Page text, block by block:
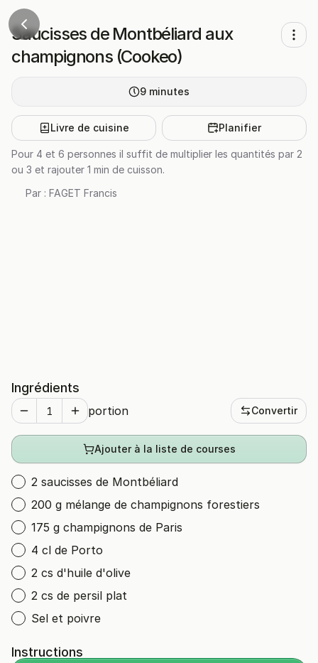
Saucisses de Montbéliard aux
champignons (Cookeo)
9 minutes
Livre de cuisine Planifier
Pour 4 et 6 personnes il suffit de multiplier les quantités par 2
ou 3 et rajouter 1 min de cuisson.
Par : FAGET Francis
Ingrédients
portion Convertir
Ajouter à la liste de courses
2 saucisses de Montbéliard
200 g mélange de champignons forestiers
175 g champignons de Paris
4 cl de Porto
2 cs d'huile d'olive
2 cs de persil plat
Sel et poivre
Instructions